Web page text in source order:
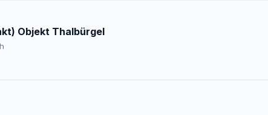
Objekt Thalbürgel